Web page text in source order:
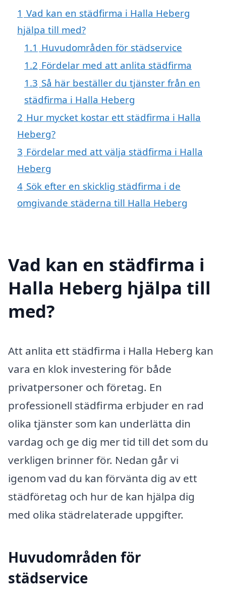
1 Vad kan en städfirma i Halla Heberg
hjälpa till med?
1.1 Huvudområden för städservice
1.2 Fördelar med att anlita städfirma
1.3 Så här beställer du tjänster från en
städfirma i Halla Heberg
2 Hur mycket kostar ett städfirma i Halla
Heberg?
3 Fördelar med att välja städfirma i Halla
Heberg
4 Sök efter en skicklig städfirma i de
omgivande städerna till Halla Heberg
Vad kan en städfirma i
Halla Heberg hjälpa till
med?
Att anlita ett städfirma i Halla Heberg kan
vara en klok investering för både
privatpersoner och företag. En
professionell städfirma erbjuder en rad
olika tjänster som kan underlätta din
vardag och ge dig mer tid till det som du
verkligen brinner för. Nedan går vi
igenom vad du kan förvänta dig av ett
städföretag och hur de kan hjälpa dig
med olika städrelaterade uppgifter.
Huvudområden för
städservice